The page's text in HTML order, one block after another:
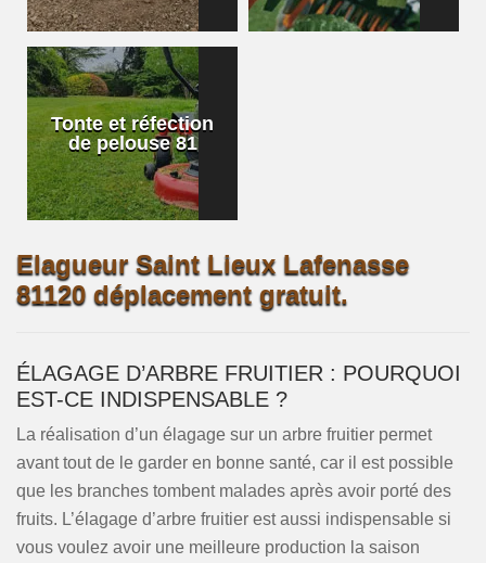
Tonte et réfection
de pelouse 81
Elagueur Saint Lieux Lafenasse
81120 déplacement gratuit.
ÉLAGAGE D’ARBRE FRUITIER : POURQUOI
EST-CE INDISPENSABLE ?
La réalisation d’un élagage sur un arbre fruitier permet
avant tout de le garder en bonne santé, car il est possible
que les branches tombent malades après avoir porté des
fruits. L’élagage d’arbre fruitier est aussi indispensable si
vous voulez avoir une meilleure production la saison